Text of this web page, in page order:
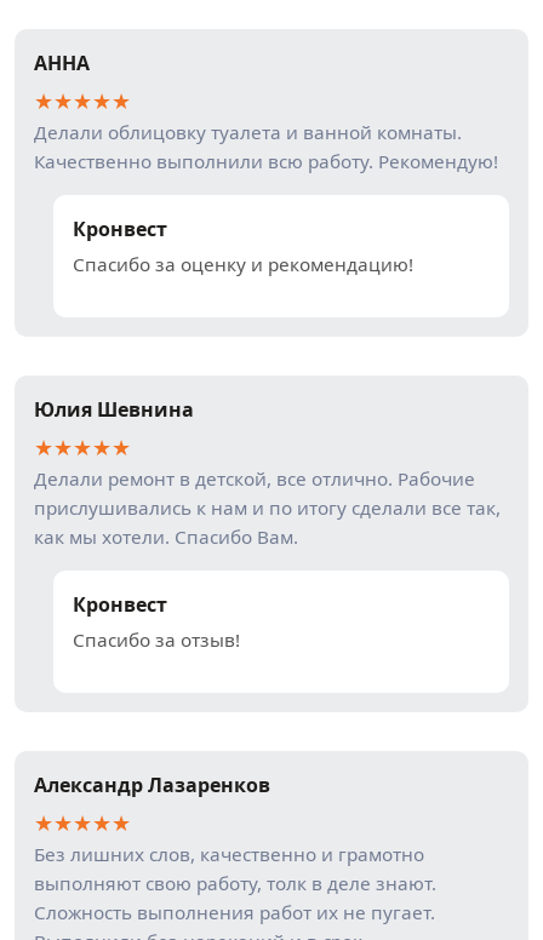
АННА
★★★★★
Делали облицовку туалета и ванной комнаты.
Качественно выполнили всю работу. Рекомендую!
Кронвест
Спасибо за оценку и рекомендацию!
Юлия Шевнина
★★★★★
Делали ремонт в детской, все отлично. Рабочие
прислушивались к нам и по итогу сделали все так,
как мы хотели. Спасибо Вам.
Кронвест
Спасибо за отзыв!
Александр Лазаренков
★★★★★
Без лишних слов, качественно и грамотно
выполняют свою работу, толк в деле знают.
Сложность выполнения работ их не пугает.